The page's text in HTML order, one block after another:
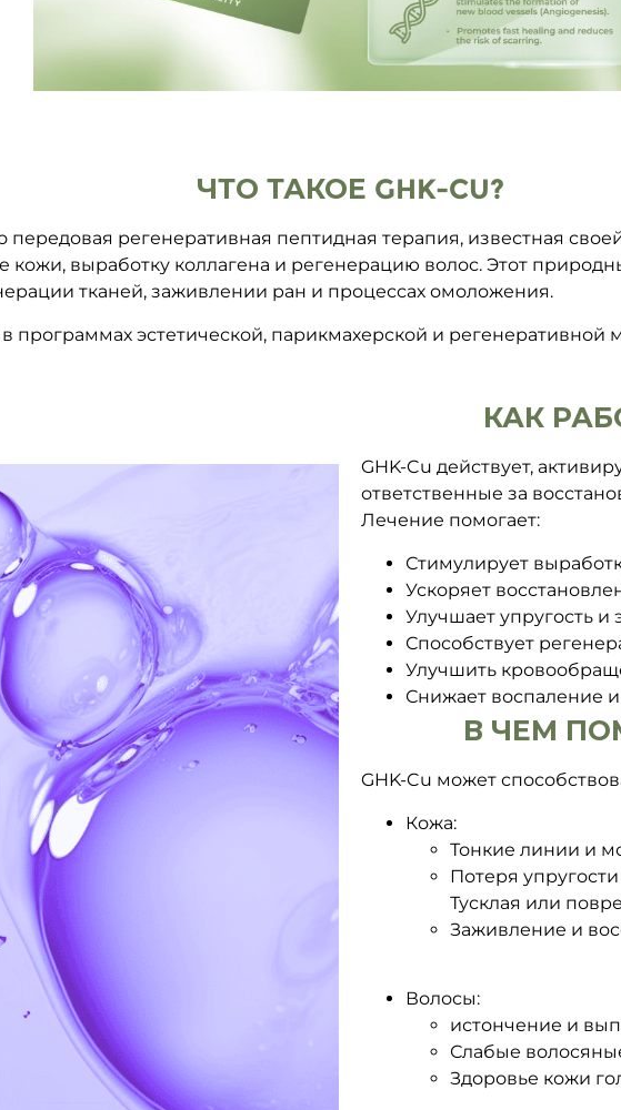
ЧТО ТАКОЕ GHK-CU?
передовая регенеративная пептидная терапия, известная
кожи, выработку коллагена и регенерацию волос. Этот
тканей, заживлении ран и процессах омоложения.
программах эстетической, парикмахерской и регенеративной
КАК
GHK-Cu действует,
ответственные за
Лечение помогает:
Стимулирует
Ускоряет
Улучшает упругость и
Способствует
Улучшить
Снижает воспаление
В ЧЕМ
GHK-Cu может
Кожа:
Тонкие линии и
Потеря упругости
Тусклая или
Заживление и
Волосы:
истончение и
Слабые
Здоровье кожи